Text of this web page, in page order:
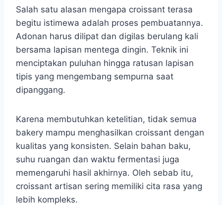
Salah satu alasan mengapa croissant terasa
begitu istimewa adalah proses pembuatannya.
Adonan harus dilipat dan digilas berulang kali
bersama lapisan mentega dingin. Teknik ini
menciptakan puluhan hingga ratusan lapisan
tipis yang mengembang sempurna saat
dipanggang.
Karena membutuhkan ketelitian, tidak semua
bakery mampu menghasilkan croissant dengan
kualitas yang konsisten. Selain bahan baku,
suhu ruangan dan waktu fermentasi juga
memengaruhi hasil akhirnya. Oleh sebab itu,
croissant artisan sering memiliki cita rasa yang
lebih kompleks.